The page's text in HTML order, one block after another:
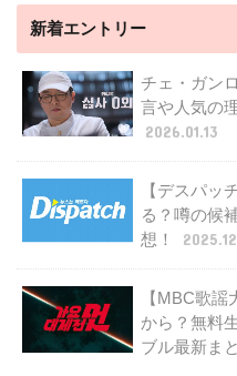
新着エントリー
チェ・ガン
言や人気の
2026.01.13
【デスパッ
る？噂の候
想！
【MBC歌
から？無料
ブル最新ま